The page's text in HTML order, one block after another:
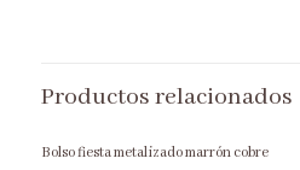
Productos relacionados
Bolso fiesta metalizado marrón cobre